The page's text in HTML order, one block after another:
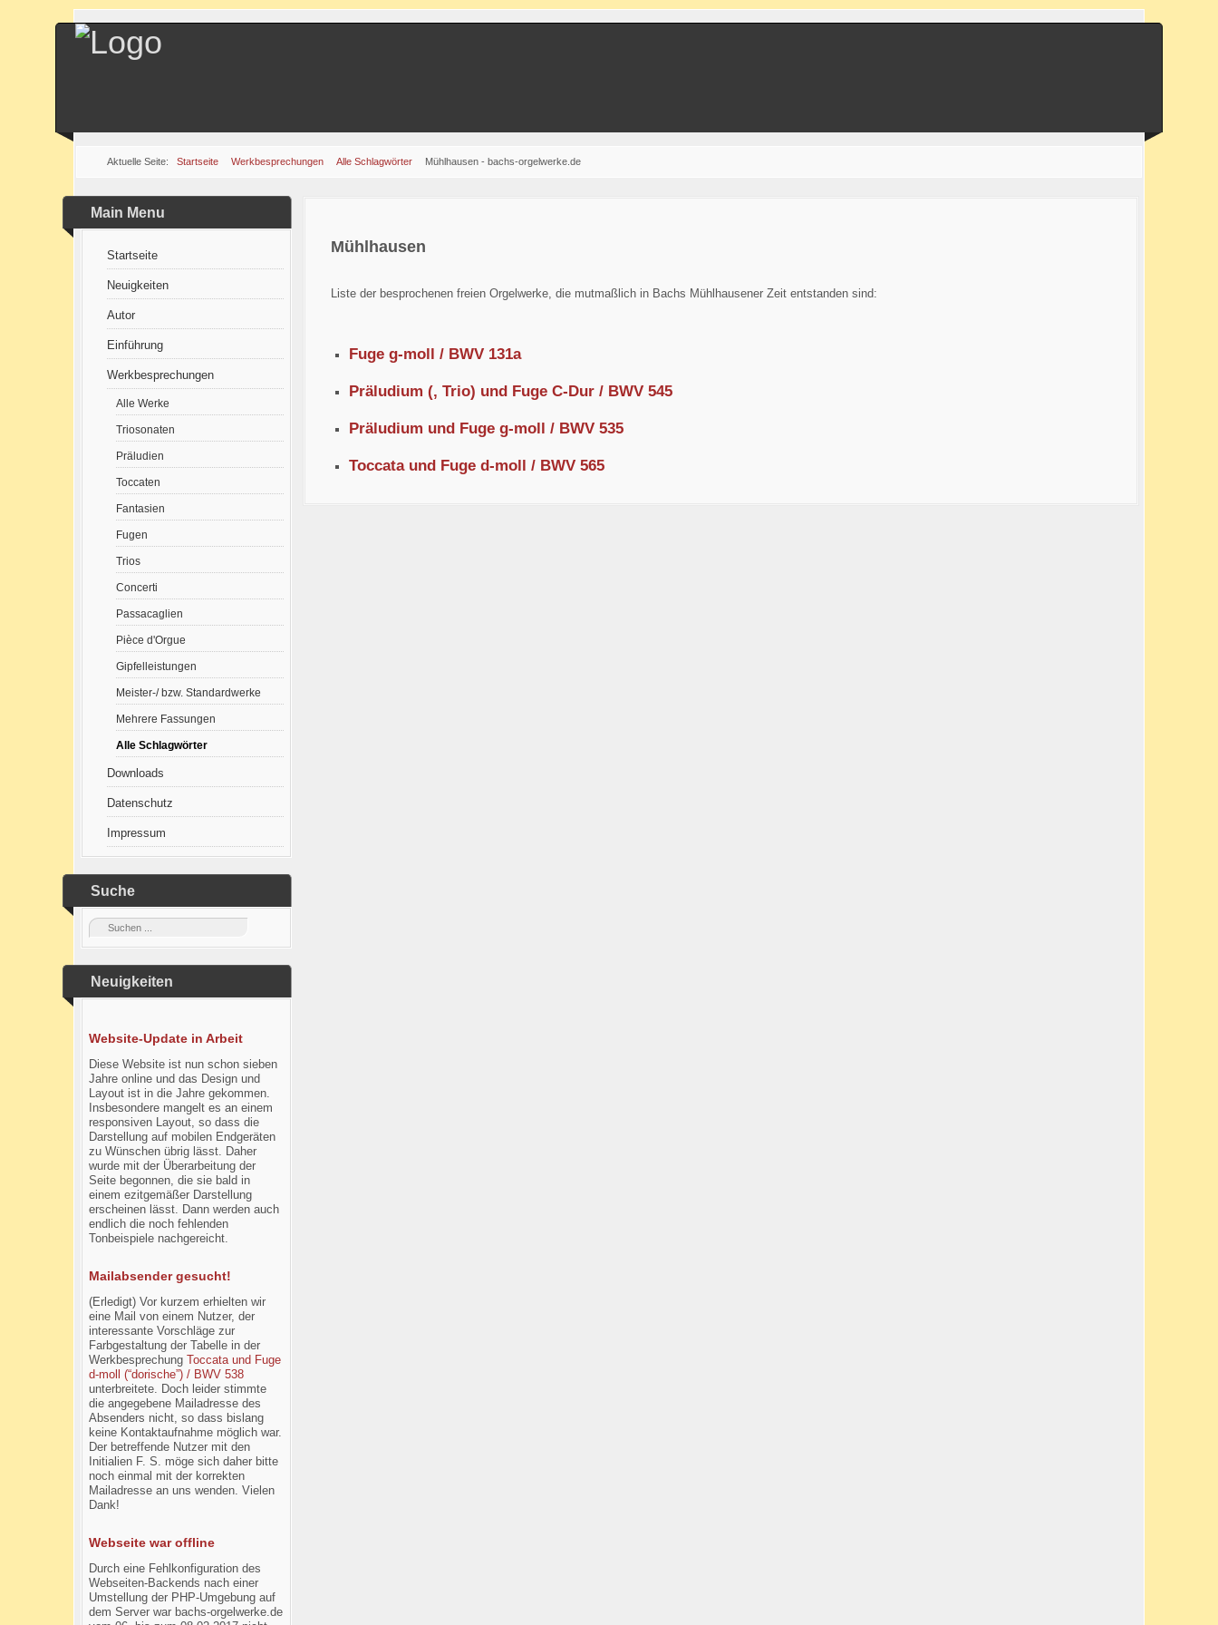
Aktuelle Seite:Startseite Werkbesprechungen Alle Schlagwörter Mühlhausen - bachs-orgelwerke.de
Main Menu
Startseite
Neuigkeiten
Autor
Einführung
Werkbesprechungen
Alle Werke
Triosonaten
Präludien
Toccaten
Fantasien
Fugen
Trios
Concerti
Passacaglien
Pièce d'Orgue
Gipfelleistungen
Meister-/ bzw. Standardwerke
Mehrere Fassungen
Alle Schlagwörter
Downloads
Datenschutz
Impressum
Suche
Neuigkeiten
Website-Update in Arbeit
Diese Website ist nun schon sieben
Jahre online und das Design und
Layout ist in die Jahre gekommen.
Insbesondere mangelt es an einem
responsiven Layout, so dass die
Darstellung auf mobilen Endgeräten
zu Wünschen übrig lässt. Daher
wurde mit der Überarbeitung der
Seite begonnen, die sie bald in
einem ezitgemäßer Darstellung
erscheinen lässt. Dann werden auch
endlich die noch fehlenden
Tonbeispiele nachgereicht.
Mailabsender gesucht!
(Erledigt) Vor kurzem erhielten wir
eine Mail von einem Nutzer, der
interessante Vorschläge zur
Farbgestaltung der Tabelle in der
Werkbesprechung Toccata und Fuge
d-moll (“dorische”) / BWV 538
unterbreitete. Doch leider stimmte
die angegebene Mailadresse des
Absenders nicht, so dass bislang
keine Kontaktaufnahme möglich war.
Der betreffende Nutzer mit den
Initialien F. S. möge sich daher bitte
noch einmal mit der korrekten
Mailadresse an uns wenden. Vielen
Dank!
Webseite war offline
Durch eine Fehlkonfiguration des
Webseiten-Backends nach einer
Umstellung der PHP-Umgebung auf
dem Server war bachs-orgelwerke.de
Mühlhausen
Liste der besprochenen freien Orgelwerke, die mutmaßlich in Bachs Mühlhausener Zeit entstanden sind:
Fuge g-moll / BWV 131a
Präludium (, Trio) und Fuge C-Dur / BWV 545
Präludium und Fuge g-moll / BWV 535
Toccata und Fuge d-moll / BWV 565